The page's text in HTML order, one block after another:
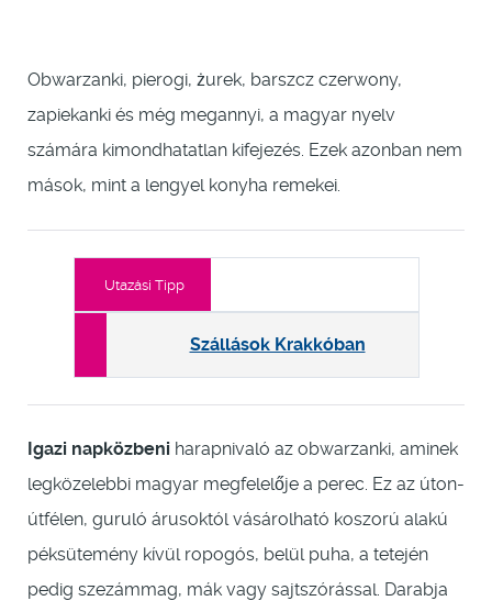
Obwarzanki, pierogi, żurek, barszcz czerwony,
zapiekanki és még megannyi, a magyar nyelv
számára kimondhatatlan kifejezés. Ezek azonban nem
mások, mint a lengyel konyha remekei.
Utazási Tipp
Szállások Krakkóban
Igazi napközbeni harapnivaló az obwarzanki, aminek
legközelebbi magyar megfelelője a perec. Ez az úton-
útfélen, guruló árusoktól vásárolható koszorú alakú
péksütemény kívül ropogós, belül puha, a tetején
pedig szezámmag, mák vagy sajtszórással. Darabja